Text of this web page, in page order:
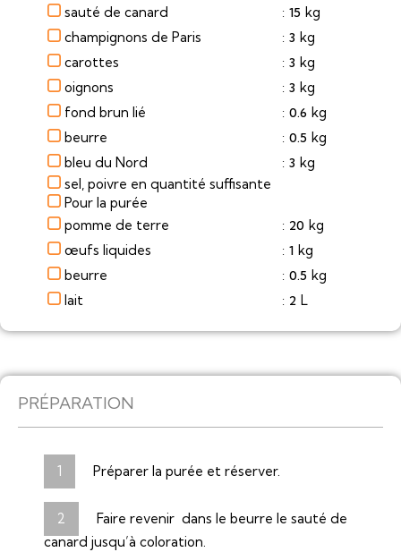
sauté de canard : 15 kg
champignons de Paris
: 3 kg
carottes
: 3 kg
oignons
: 3 kg
fond brun lié
: 0.6 kg
beurre
: 0.5 kg
bleu du Nord
: 3 kg
sel, poivre en quantité suffisante
Pour la purée
pomme de terre
: 20 kg
œufs liquides
: 1 kg
beurre
: 0.5 kg
lait
: 2 L
PRÉPARATION
Préparer la purée et réserver.
Faire revenir dans le beurre le sauté de
canard jusqu’à coloration.